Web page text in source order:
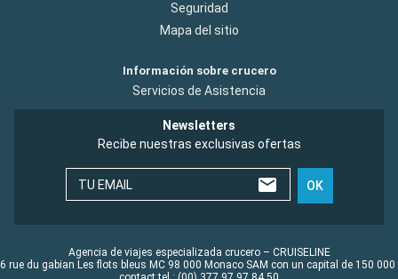
Seguridad
Mapa del sitio
Información sobre crucero
Servicios de Asistencia
Newsletters
Recibe nuestras exclusivas ofertas
TU EMAIL OK
Agencia de viajes especializada crucero – CRUISELINE
rue du gabian Les flots bleus MC 98 000 Monaco SAM con un capital de 150 000